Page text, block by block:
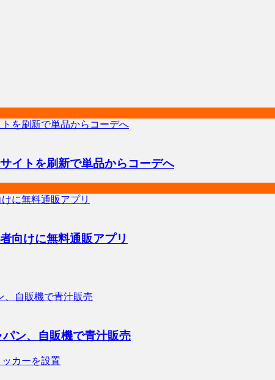
イトを刷新で単品からコーデへ
向けに無料通販アプリ
パン、自販機で青汁販売